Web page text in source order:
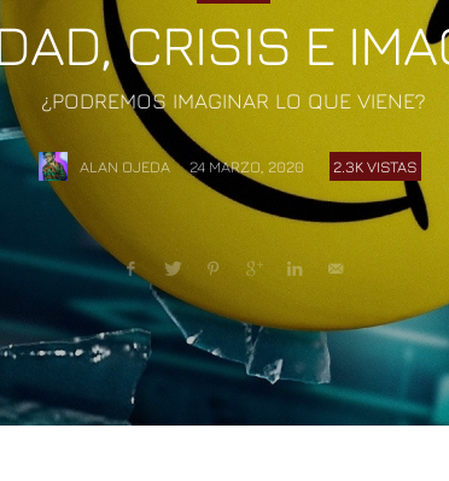
CRISIS E
¿PODREMOS IMAGINAR LO QUE VIENE?
ALAN OJEDA 24 MARZO, 2020 2.3K VISTAS